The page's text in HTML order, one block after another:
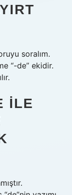
soralım.
“-de” ekidir.
ILE